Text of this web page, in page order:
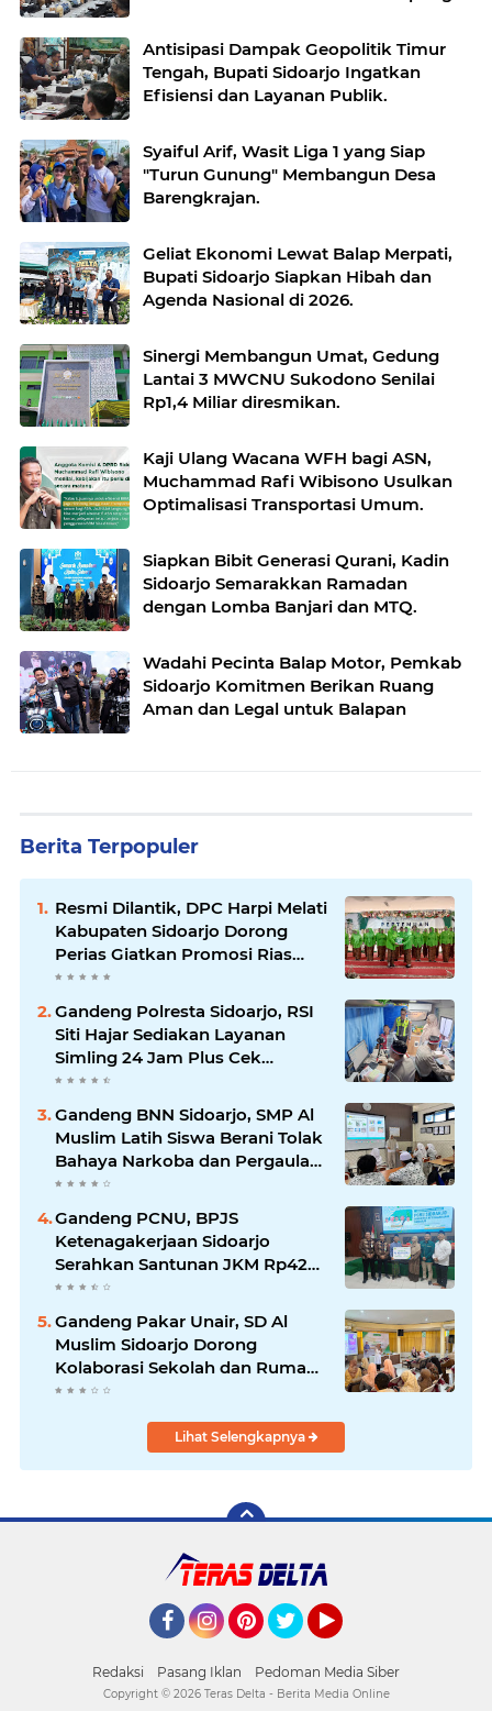
Antisipasi Dampak Geopolitik Timur
Tengah, Bupati Sidoarjo Ingatkan
Efisiensi dan Layanan Publik.
Syaiful Arif, Wasit Liga 1 yang Siap
"Turun Gunung" Membangun Desa
Barengkrajan.
Geliat Ekonomi Lewat Balap Merpati,
Bupati Sidoarjo Siapkan Hibah dan
Agenda Nasional di 2026.
Sinergi Membangun Umat, Gedung
Lantai 3 MWCNU Sukodono Senilai
Rp1,4 Miliar diresmikan.
Kaji Ulang Wacana WFH bagi ASN,
Muchammad Rafi Wibisono Usulkan
Optimalisasi Transportasi Umum.
Siapkan Bibit Generasi Qurani, Kadin
Sidoarjo Semarakkan Ramadan
Wadahi Pecinta Balap Motor, Pemkab
Sidoarjo Komitmen Berikan Ruang
Aman dan Legal untuk Balapan
Berita Terpopuler
Resmi Dilantik, DPC Harpi Melati
Kabupaten Sidoarjo Dorong
Perias Giatkan Promosi Rias
Penganten Putri Jenggolo.
Gandeng Polresta Sidoarjo, RSI
Siti Hajar Sediakan Layanan
Simling 24 Jam Plus Cek
Kesehatan Gratis.
Gandeng BNN Sidoarjo, SMP Al
Muslim Latih Siswa Berani Tolak
Bahaya Narkoba dan Pergaulan
Bebas.
Gandeng PCNU, BPJS
Ketenagakerjaan Sidoarjo
Serahkan Santunan JKM Rp42
Juta Kepada Ahli Waris
Penyuluh Agama di RSI Siti
Hajar.
Gandeng Pakar Unair, SD Al
Muslim Sidoarjo Dorong
Kolaborasi Sekolah dan Rumah
Demi Tumbuh Kembang Anak.
Lihat Selengkapnya
Redaksi Pasang Iklan Pedoman Media Siber
Copyright © 2026 Teras Delta - Berita Media Online